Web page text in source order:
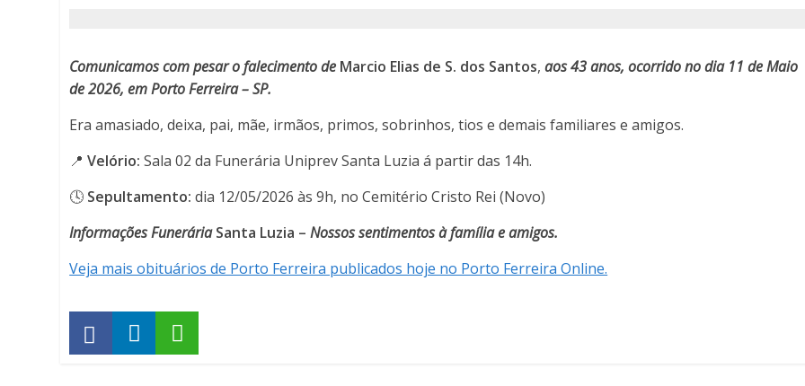
anos
-
Porto
Ferreira
Online
-
Porto
Ferreira
Online
Comunicamos com pesar o falecimento de Marcio Elias de S. dos Santos,aos 43 anos, ocorridono dia 11 de Maio
de 2026, em Porto Ferreira – SP.
Era amasiado, deixa, pai, mãe, irmãos, primos, sobrinhos, tios e demais familiares e amigos.
📍Velório: Sala 02 da Funerária Uniprev Santa Luzia á partir das 14h.
🕓 Sepultamento: dia 12/05/2026 às 9h, no Cemitério Cristo Rei (Novo)
Informações FuneráriaSanta Luzia –Nossos sentimentos à família e amigos.
Veja mais obituários de Porto Ferreira publicados hoje no Porto Ferreira Online.